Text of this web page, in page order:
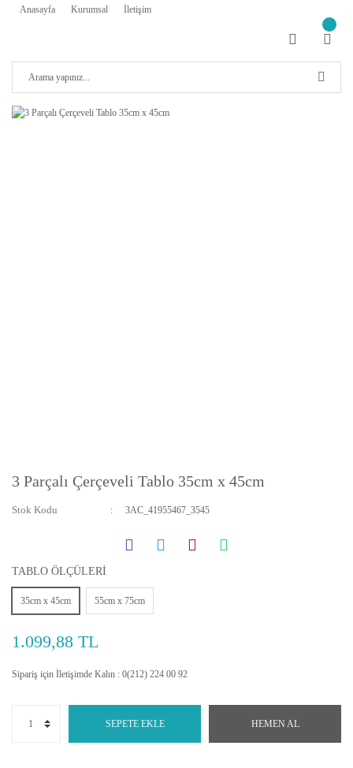
Anasayfa Kurumsal İletişim
3 Parçalı Çerçeveli Tablo 35cm x 45cm
Stok Kodu 3AC_41955467_3545
TABLO ÖLÇÜLERİ
35cm x 45cm 55cm x 75cm
1.099,88 TL
Sipariş için İletişimde Kalın : 0(212) 224 00 92
SEPETE EKLE HEMEN AL